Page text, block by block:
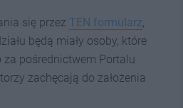
się przez TEN formularz,
będą miały osoby, które
pośrednictwem Portalu
zachęcają do założenia